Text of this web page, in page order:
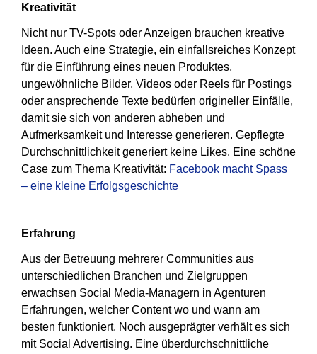
Kreativität
Nicht nur TV-Spots oder Anzeigen brauchen kreative
Ideen. Auch eine Strategie, ein einfallsreiches Konzept
für die Einführung eines neuen Produktes,
ungewöhnliche Bilder, Videos oder Reels für Postings
oder ansprechende Texte bedürfen origineller Einfälle,
damit sie sich von anderen abheben und
Aufmerksamkeit und Interesse generieren. Gepflegte
Durchschnittlichkeit generiert keine Likes. Eine schöne
Case zum Thema Kreativität: Facebook macht Spass
– eine kleine Erfolgsgeschichte
Erfahrung
Aus der Betreuung mehrerer Communities aus
unterschiedlichen Branchen und Zielgruppen
erwachsen Social Media-Managern in Agenturen
Erfahrungen, welcher Content wo und wann am
besten funktioniert. Noch ausgeprägter verhält es sich
mit Social Advertising. Eine überdurchschnittliche